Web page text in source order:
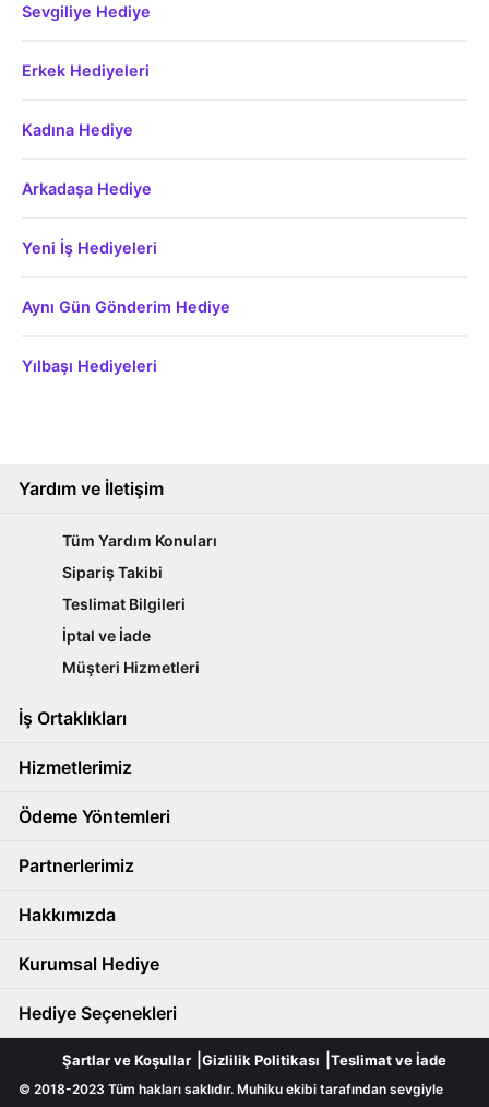
Sevgiliye Hediye
Erkek Hediyeleri
Kadına Hediye
Arkadaşa Hediye
Yeni İş Hediyeleri
Aynı Gün Gönderim Hediye
Yılbaşı Hediyeleri
Yardım ve İletişim
Tüm Yardım Konuları
Sipariş Takibi
Teslimat Bilgileri
İptal ve İade
Müşteri Hizmetleri
İş Ortaklıkları
Hizmetlerimiz
Ödeme Yöntemleri
Partnerlerimiz
Hakkımızda
Kurumsal Hediye
Hediye Seçenekleri
Şartlar ve Koşullar Gizlilik Politikası Teslimat ve İade
© 2018-2023 Tüm hakları saklıdır. Muhiku ekibi tarafından sevgiyle